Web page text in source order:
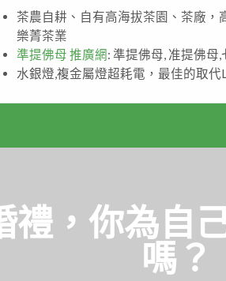
茶農自耕、自有高海拔茶園、茶廠，
樂菁茶業
準提佛母 推廣網: 準提佛母, 准提佛
水銀燈,複金屬燈超耗電，最佳的取代
禮，你為自
嗎？